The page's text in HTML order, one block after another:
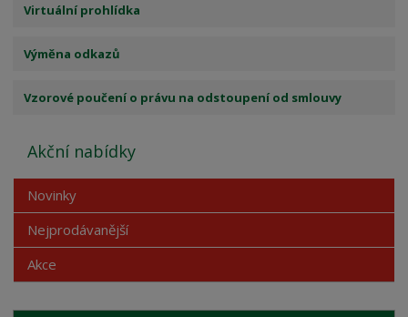
Virtuální prohlídka
Výměna odkazů
Vzorové poučení o právu na odstoupení od smlouvy
Akční nabídky
Novinky
Nejprodávanější
Akce